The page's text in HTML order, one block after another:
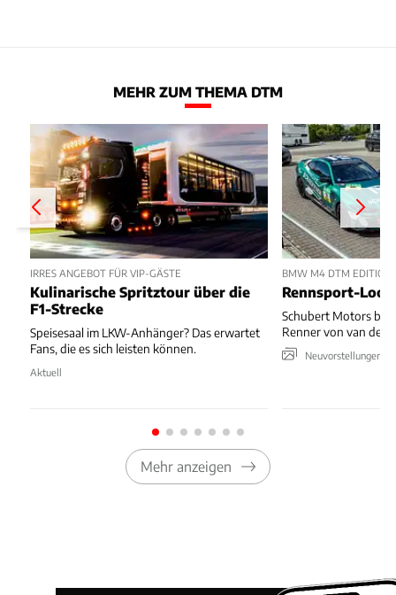
MEHR ZUM THEMA DTM
IRRES ANGEBOT FÜR VIP-GÄSTE
Kulinarische Spritztour über die
F1-Strecke
Speisesaal im LKW-Anhänger? Das erwartet
Fans, die es sich leisten können.
Aktuell
BMW M4 DTM EDITION
Rennsport-
Schubert Motors
Renner von van der
Neuvorstellungen &
Mehr anzeigen